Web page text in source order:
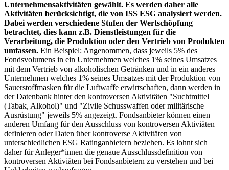
Unternehmensaktivitäten gewählt. Es werden daher alle
Aktivitäten berücksichtigt, die von ISS ESG analysiert werden.
Dabei werden verschiedene Stufen der Wertschöpfung
betrachtet, dies kann z.B. Dienstleistungen für die
Verarbeitung, die Produktion oder den Vertrieb von Produkten
umfassen. Ein Beispiel: Angenommen, dass jeweils 5% des
Fondsvolumens in ein Unternehmen welches 1% seines Umsatzes
mit dem Vertrieb von alkoholischen Getränken und in ein anderes
Unternehmen welches 1% seines Umsatzes mit der Produktion von
Sauerstoffmasken für die Luftwaffe erwirtschaften, dann werden in
der Datenbank hinter den kontroversen Aktivitäten "Suchtmittel
(Tabak, Alkohol)" und "Zivile Schusswaffen oder militärische
Ausrüstung" jeweils 5% angezeigt. Fondsanbieter können einen
anderen Umfang für den Ausschluss von kontroversen Aktiviäten
definieren oder Daten über kontroverse Aktivitäten von
unterschiedlichen ESG Ratinganbietern beziehen. Es lohnt sich
daher für Anleger*innen die genaue Ausschlussdefinition von
kontroversen Aktiviäten bei Fondsanbietern zu verstehen und bei